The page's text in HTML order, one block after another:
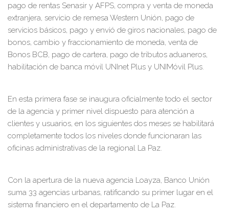
pago de rentas Senasir y AFPS, compra y venta de moneda
extranjera, servicio de remesa Western Unión, pago de
servicios básicos, pago y envió de giros nacionales, pago de
bonos, cambio y fraccionamiento de moneda, venta de
Bonos BCB, pago de cartera, pago de tributos aduaneros,
habilitación de banca móvil UNInet Plus y UNIMóvil Plus.
En esta primera fase se inaugura oficialmente todo el sector
de la agencia y primer nivel dispuesto para atención a
clientes y usuarios, en los siguientes dos meses se habilitará
completamente todos los niveles donde funcionaran las
oficinas administrativas de la regional La Paz.
Con la apertura de la nueva agencia Loayza, Banco Unión
suma 33 agencias urbanas, ratificando su primer lugar en el
sistema financiero en el departamento de La Paz.